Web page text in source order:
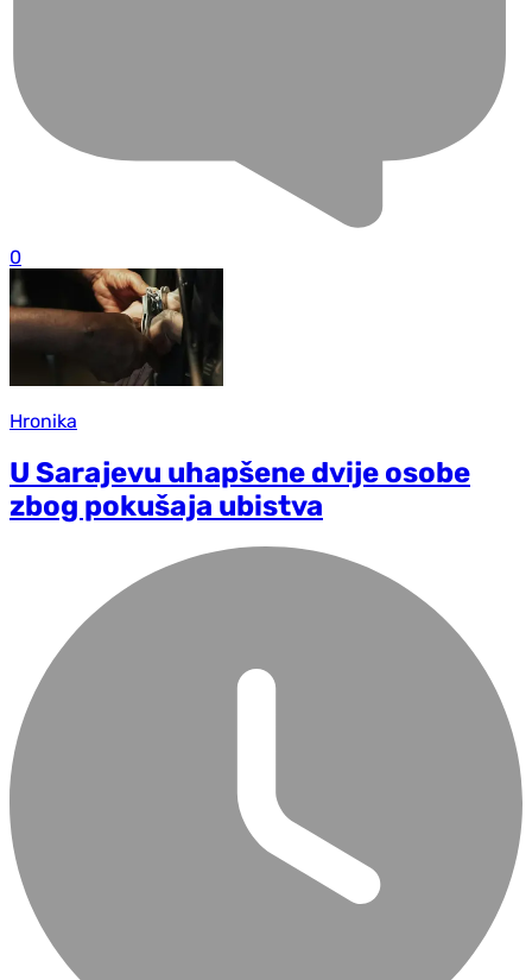
0
Hronika
U Sarajevu uhapšene dvije osobe
zbog pokušaja ubistva